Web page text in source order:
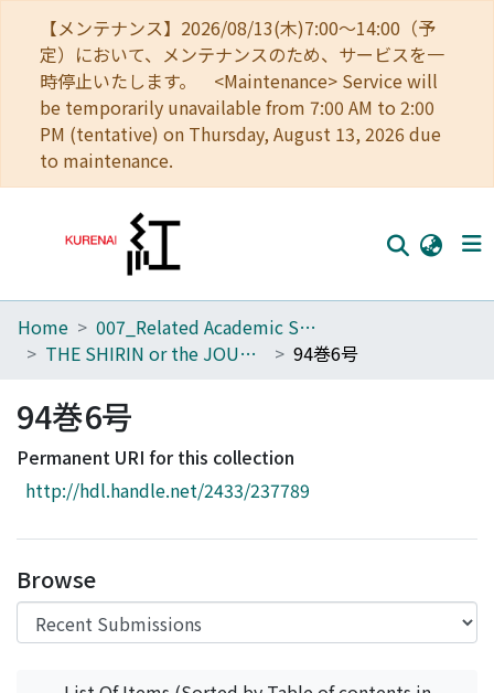
【メンテナンス】2026/08/13(木)7:00～14:00（予
定）において、メンテナンスのため、サービスを一
時停止いたします。 <Maintenance> Service will
be temporarily unavailable from 7:00 AM to 2:00
PM (tentative) on Thursday, August 13, 2026 due
to maintenance.
Home
Browse
Download Ranking
Access Statistics
Home
007_Related Academic Societies
THE SHIRIN or the JOURNAL OF HISTORY
94巻6号
94巻6号
Permanent URI for this collection
http://hdl.handle.net/2433/237789
Browse